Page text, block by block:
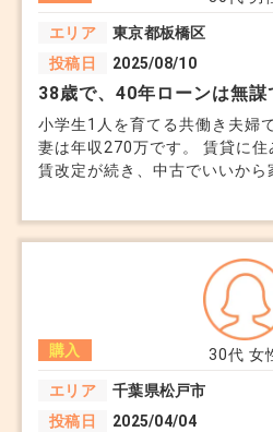
エリア
東京都板橋区
投稿日
2025/08/10
38歳で、40年ローンは無謀
小学生1人を育てる共働き夫婦
妻は年収270万です。 賃貸に
賃改定が続き、中古でいいから
月の支払いが少なるなるのは
年ローンはリスクが高くない
んで、住宅ローン控除がなく
たら良い、と言われましたが、
か、プロの意見を伺いたいです
30代 女
購入
エリア
千葉県松戸市
投稿日
2025/04/04